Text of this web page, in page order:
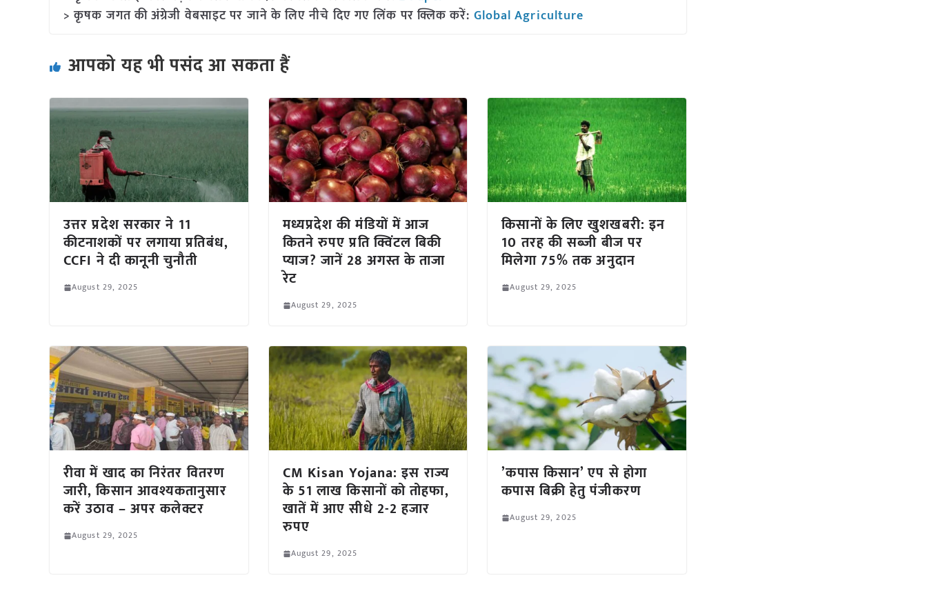
> कृषक जगत की अंग्रेजी वेबसाइट पर जाने के लिए नीचे दिए गए लिंक पर क्लिक करें: Global Agriculture
आपको यह भी पसंद आ सकता हैं
उत्तर प्रदेश सरकार ने 11
कीटनाशकों पर लगाया प्रतिबंध,
CCFI ने दी कानूनी चुनौती
August 29, 2025
मध्यप्रदेश की मंडियों में आज
कितने रुपए प्रति क्विंटल बिकी
प्याज? जानें 28 अगस्त के ताजा
रेट
August 29, 2025
किसानों के लिए खुशखबरी: इन
10 तरह की सब्जी बीज पर
मिलेगा 75% तक अनुदान
August 29, 2025
रीवा में खाद का निरंतर वितरण
जारी, किसान आवश्यकतानुसार
करें उठाव – अपर कलेक्टर
August 29, 2025
CM Kisan Yojana: इस राज्य
के 51 लाख किसानों को तोहफा,
खातें में आए सीधे 2-2 हजार
रुपए
August 29, 2025
’कपास किसान’ एप से होगा
कपास बिक्री हेतु पंजीकरण
August 29, 2025